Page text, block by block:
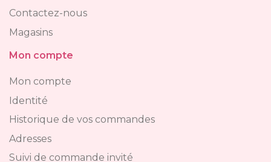
Contactez-nous
Magasins
Mon compte
Mon compte
Identité
Historique de vos commandes
Adresses
Suivi de commande invité